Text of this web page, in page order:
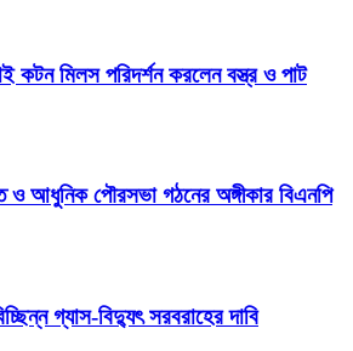
কটন মিলস পরিদর্শন করলেন বস্ত্র ও পাট
ও আধুনিক পৌরসভা গঠনের অঙ্গীকার বিএনপি
গ্যাস-বিদ্যুৎ সরবরাহের দাবি